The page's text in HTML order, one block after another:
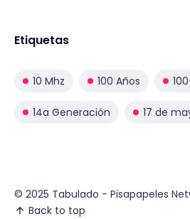
Etiquetas
10 Mhz 100 Años
14a Generación 17 de
© 2025 Tabulado - Pisapapeles
Back to top